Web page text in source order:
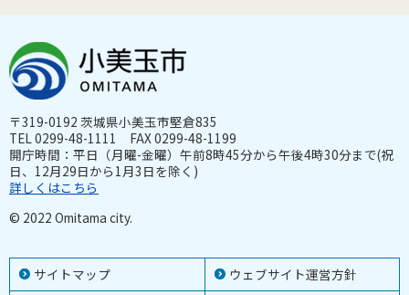
サイトマップ ウェブサイト運営方針
〒319-0192 茨城県小美玉市堅倉835
TEL 0299-48-1111 FAX 0299-48-1199
開庁時間：平日（月曜-金曜）午前8時45分から午後4時30分まで(祝
日、12月29日から1月3日を除く)
詳しくはこちら
© 2022 Omitama city.